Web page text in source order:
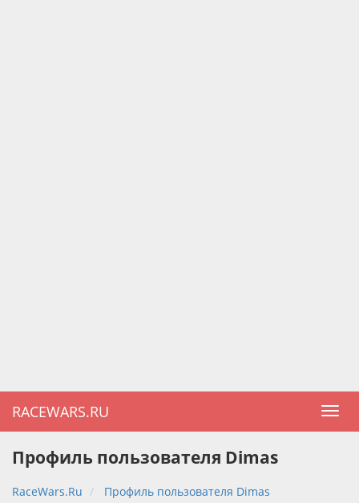
RACEWARS.RU
Профиль пользователя Dimas
RaceWars.Ru
Профиль пользователя Dimas